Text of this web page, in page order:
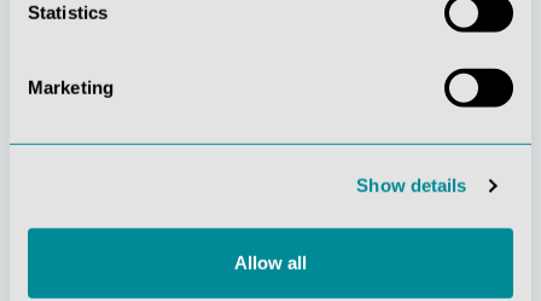
Statistics
Marketing
Show details
Allow all
Kundenorientierung